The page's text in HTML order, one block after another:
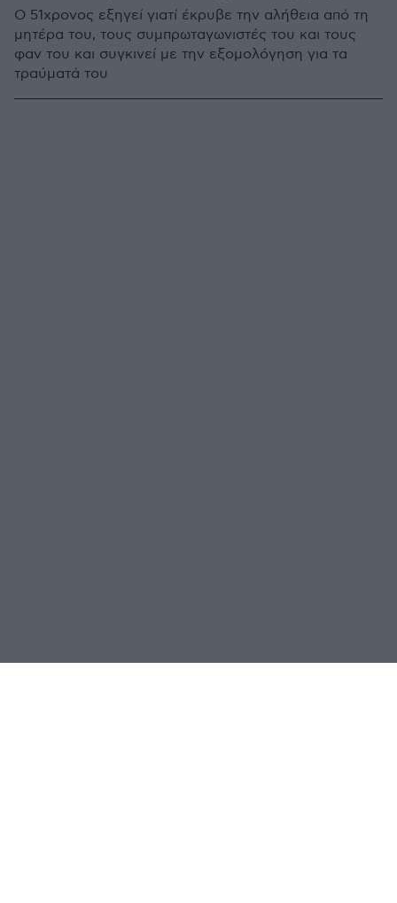
Ο 51χρονος εξηγεί γιατί έκρυβε την αλήθεια από τη
μητέρα του, τους συμπρωταγωνιστές του και τους
φαν του και συγκινεί με την εξομολόγηση για τα
τραύματά του